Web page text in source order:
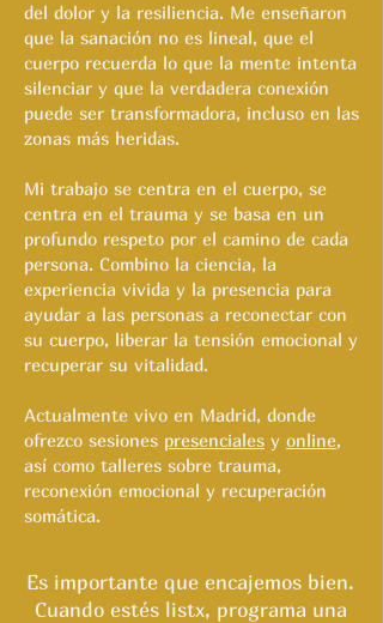
del dolor y la resiliencia. Me enseñaron
que la sanación no es lineal, que el
cuerpo recuerda lo que la mente intenta
silenciar y que la verdadera conexión
puede ser transformadora, incluso en las
zonas más heridas.
Mi trabajo se centra en el cuerpo, se
centra en el trauma y se basa en un
profundo respeto por el camino de cada
persona. Combino la ciencia, la
experiencia vivida y la presencia para
ayudar a las personas a reconectar con
su cuerpo, liberar la tensión emocional y
recuperar su vitalidad.
Actualmente vivo en Madrid, donde
ofrezco sesiones presenciales y online,
así como talleres sobre trauma,
reconexión emocional y recuperación
somática.
Es importante que encajemos bien.
Cuando estés listx, programa una